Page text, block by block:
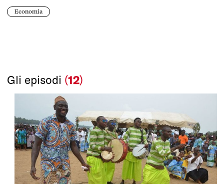
Economia
Gli episodi (12)